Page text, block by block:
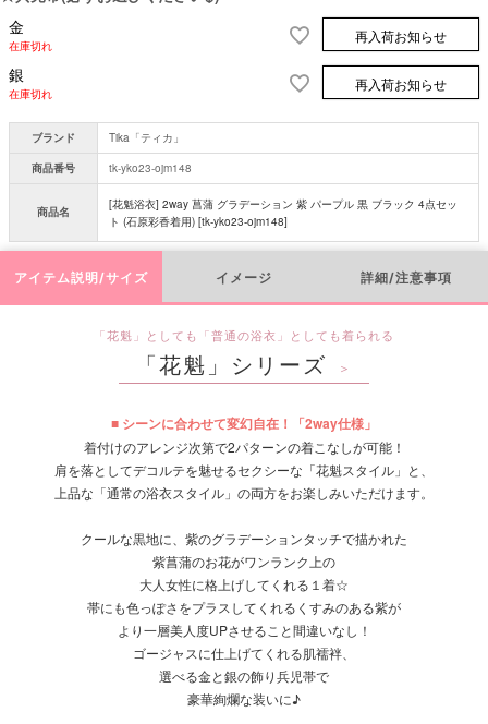
金
在庫切れ
再入荷お知らせ
銀
在庫切れ
再入荷お知らせ
ブランド
Tika「ティカ」
商品番号
tk-yko23-ojm148
商品名
[花魁浴衣] 2way 菖蒲 グラデーション 紫 パープル 黒 ブラック 4点セッ
ト (石原彩香着用) [tk-yko23-ojm148]
アイテム説明/サイズ イメージ 詳細/注意事項
「花魁」としても「普通の浴衣」としても着られる
「花魁」シリーズ ＞
■ シーンに合わせて変幻自在！「2way仕様」
着付けのアレンジ次第で2パターンの着こなしが可能！
肩を落としてデコルテを魅せるセクシーな「花魁スタイル」と、
上品な「通常の浴衣スタイル」の両方をお楽しみいただけます。
クールな黒地に、紫のグラデーションタッチで描かれた
紫菖蒲のお花がワンランク上の
大人女性に格上げしてくれる１着☆
帯にも色っぽさをプラスしてくれるくすみのある紫が
より一層美人度UPさせること間違いなし！
ゴージャスに仕上げてくれる肌襦袢、
選べる金と銀の飾り兵児帯で
豪華絢爛な装いに♪